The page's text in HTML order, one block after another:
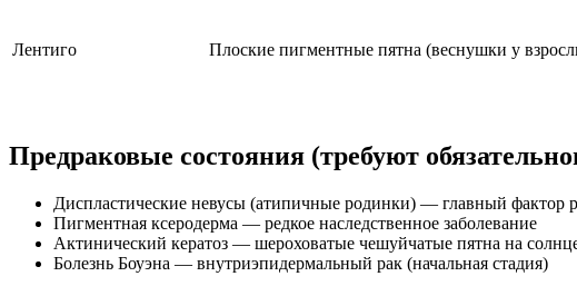
Лентиго Плоские пигментные пятна (веснушки у
Предраковые состояния (требуют
Диспластические невусы (атипичные родинки) — главный фактор
Пигментная ксеродерма — редкое наследственное заболевание
Актинический кератоз — шероховатые чешуйчатые пятна на
Болезнь Боуэна — внутриэпидермальный рак (начальная стадия)